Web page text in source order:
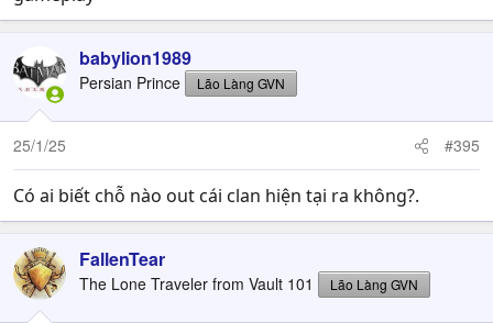
babylion1989
Persian Prince Lão Làng GVN
25/1/25 #395
Có ai biết chỗ nào out cái clan hiện tại ra không?.
FallenTear
The Lone Traveler from Vault 101 Lão Làng GVN